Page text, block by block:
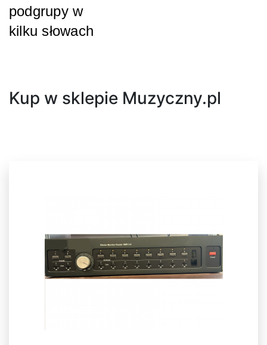
podgrupy w
kilku słowach
Kup w sklepie Muzyczny.pl